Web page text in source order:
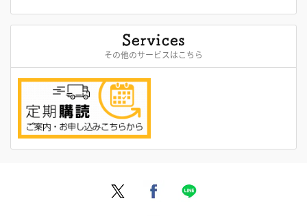
その他のサービスはこちら